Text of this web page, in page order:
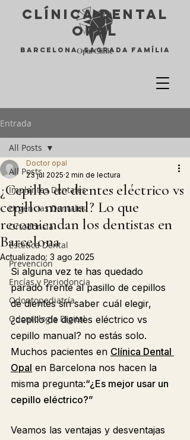
Clínica Dental
opal
Barcelona Sagrada Família
Entrada
All Posts
Implantes Dentales
Urgencias Dentales
Ortodoncia
Estética Dental
Prevención
Encías y Periodoncia
Odontopediatría
Odontología Digital
All Posts
¿Cepillo de dientes eléctrico vs
cepillo manual? Lo que
recomiendan los dentistas en
Barcelona
Doctor opal
23 jul 2025 2 min de lectura
Actualizado: 3 ago 2025
Si alguna vez te has quedado
parado frente al pasillo de cepillos
de dientes sin saber cuál elegir,
¿cepillo de dientes eléctrico vs
cepillo manual? no estás solo.
Muchos pacientes en Clínica Dental
Opal en Barcelona nos hacen la
misma pregunta:“¿Es mejor usar un
cepillo eléctrico?”
Veamos las ventajas y desventajas